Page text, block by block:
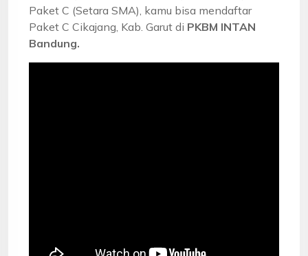
Paket C (Setara SMA), kamu bisa mendaftar
Paket C Cikajang, Kab. Garut di PKBM INTAN
Bandung.